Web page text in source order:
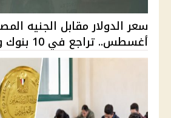
أغسطس.. تراجع في 10 بنوك وارت...